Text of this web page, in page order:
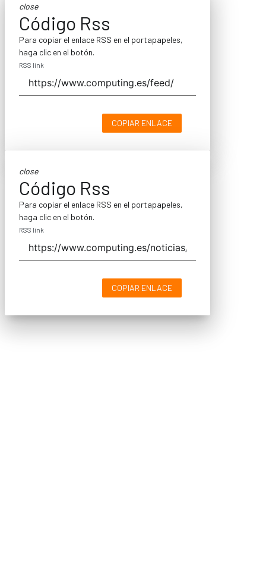
close
Código Rss
Para copiar el enlace RSS en el portapapeles,
haga clic en el botón.
RSS link
COPIAR ENLACE
close
Código Rss
Para copiar el enlace RSS en el portapapeles,
haga clic en el botón.
RSS link
COPIAR ENLACE